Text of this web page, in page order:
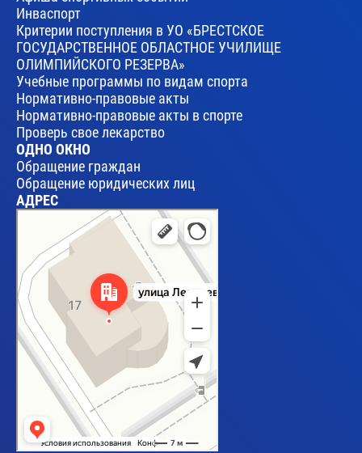
Инваспорт
Критерии поступления в УО «БРЕСТСКОЕ
ГОСУДАРСТВЕННОЕ ОБЛАСТНОЕ УЧИЛИЩЕ
ОЛИМПИЙСКОГО РЕЗЕРВА»
Учебные программы по видам спорта
Нормативно-правовые акты
Нормативно-правовые акты в спорте
Проверь свое лекарство
ОДНО ОКНО
Обращение граждан
Обращение юридических лиц
АДРЕС
Брест
Улица Леваневского, 17 — Яндекс Карты